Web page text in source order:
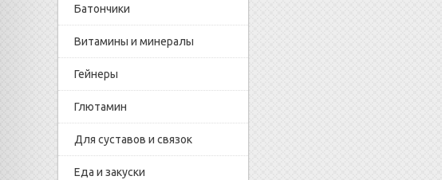
Батончики
Витамины и минералы
Гейнеры
Глютамин
Для суставов и связок
Еда и закуски